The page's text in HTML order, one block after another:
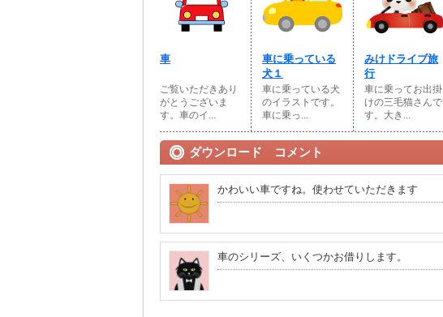
車
ご覧いただきあり
がとうございま
す。車のイ...
車に乗っている
犬１
車に乗っている犬
のイラストです。
車に乗っ...
みけドライブ旅
行
車に乗ってお出掛
けの三毛猫さんで
す。大き...
ダウンロード コメント
かわいい車ですね。使わせていただきます
車のシリーズ、いくつかお借りします。